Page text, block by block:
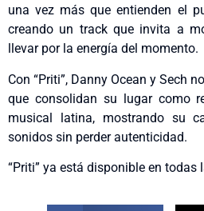
una vez más que entienden el
creando un track que invita a
llevar por la energía del momento.
Con “Priti”, Danny Ocean y Sech
que consolidan su lugar como
musical latina, mostrando su
sonidos sin perder autenticidad.
“Priti” ya está disponible en